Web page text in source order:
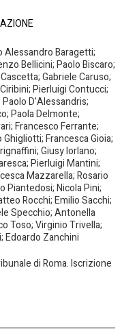
Alessandro Baragetti;
Bellicini; Paolo Biscaro;
Gabriele Caruso;
Pierluigi Contucci;
D’Alessandris;
Paola Delmonte;
Francesco Ferrante;
Francesca Gioia;
Giusy Iorlano;
Pierluigi Mantini;
Mazzarella; Rosario
Piantedosi; Nicola Pini;
Rocchi; Emilio Sacchi;
Specchio; Antonella
Toso; Virginio Trivella;
Edoardo Zanchini
di Roma. Iscrizione